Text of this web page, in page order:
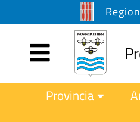
Provincia